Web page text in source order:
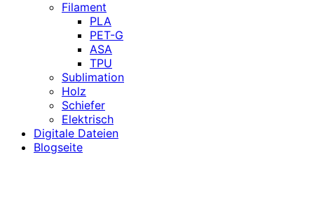
Filament
PLA
PET-G
ASA
TPU
Sublimation
Holz
Schiefer
Elektrisch
Digitale Dateien
Blogseite